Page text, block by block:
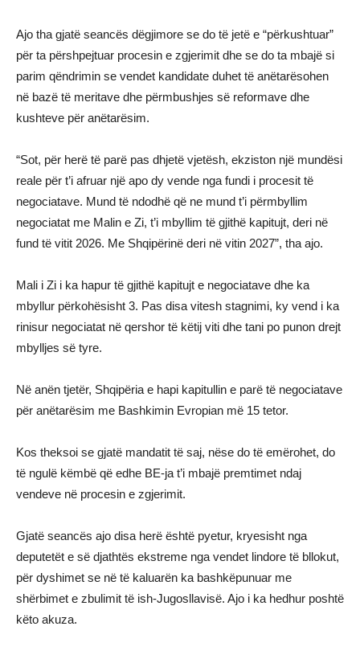
Ajo tha gjatë seancës dëgjimore se do të jetë e “përkushtuar”
për ta përshpejtuar procesin e zgjerimit dhe se do ta mbajë si
parim qëndrimin se vendet kandidate duhet të anëtarësohen
në bazë të meritave dhe përmbushjes së reformave dhe
kushteve për anëtarësim.
“Sot, për herë të parë pas dhjetë vjetësh, ekziston një mundësi
reale për t’i afruar një apo dy vende nga fundi i procesit të
negociatave. Mund të ndodhë që ne mund t’i përmbyllim
negociatat me Malin e Zi, t’i mbyllim të gjithë kapitujt, deri në
fund të vitit 2026. Me Shqipërinë deri në vitin 2027”, tha ajo.
Mali i Zi i ka hapur të gjithë kapitujt e negociatave dhe ka
mbyllur përkohësisht 3. Pas disa vitesh stagnimi, ky vend i ka
rinisur negociatat në qershor të këtij viti dhe tani po punon drejt
mbylljes së tyre.
Në anën tjetër, Shqipëria e hapi kapitullin e parë të negociatave
për anëtarësim me Bashkimin Evropian më 15 tetor.
Kos theksoi se gjatë mandatit të saj, nëse do të emërohet, do
të ngulë këmbë që edhe BE-ja t’i mbajë premtimet ndaj
vendeve në procesin e zgjerimit.
Gjatë seancës ajo disa herë është pyetur, kryesisht nga
deputetët e së djathtës ekstreme nga vendet lindore të bllokut,
për dyshimet se në të kaluarën ka bashkëpunuar me
shërbimet e zbulimit të ish-Jugosllavisë. Ajo i ka hedhur poshtë
këto akuza.